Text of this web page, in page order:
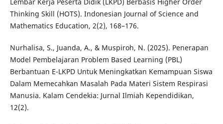
Thinking Skill (HOTS). Indonesian Journal of Science and
Mathematics Education, 2(2), 168–176.
Nurhalisa, S., Juanda, A., & Muspiroh, N. (2025). Penerapan
Model Pembelajaran Problem Based Learning (PBL)
Berbantuan E-LKPD Untuk Meningkatkan Kemampuan Siswa
Dalam Memecahkan Masalah Pada Materi Sistem Respirasi
Manusia. Kalam Cendekia: Jurnal Ilmiah Kependidikan,
12(2).